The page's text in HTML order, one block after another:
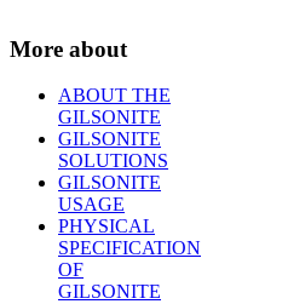
More about
ABOUT THE
GILSONITE
GILSONITE
SOLUTIONS
GILSONITE
USAGE
PHYSICAL
SPECIFICATION
OF
GILSONITE